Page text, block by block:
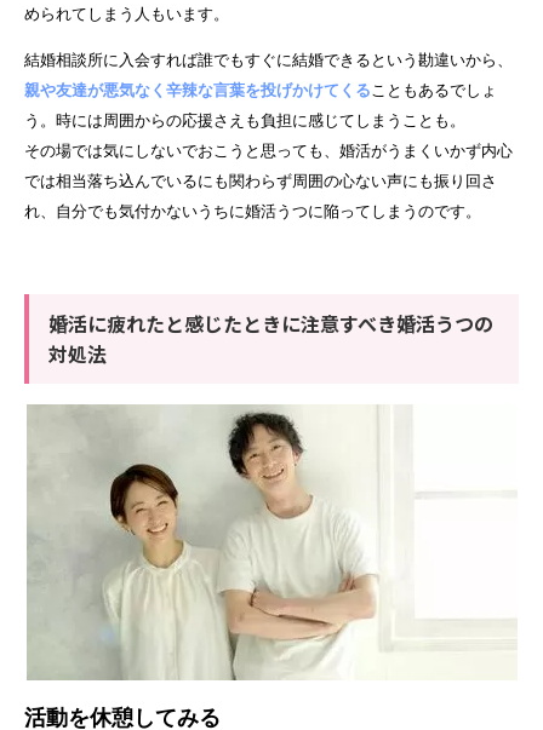
められてしまう人もいます。
結婚相談所に入会すれば誰でもすぐに結婚できるという勘違いから、
親や友達が悪気なく辛辣な言葉を投げかけてくることもあるでしょ
う。時には周囲からの応援さえも負担に感じてしまうことも。
その場では気にしないでおこうと思っても、婚活がうまくいかず内心
では相当落ち込んでいるにも関わらず周囲の心ない声にも振り回さ
れ、自分でも気付かないうちに婚活うつに陥ってしまうのです。
婚活に疲れたと感じたときに注意すべき婚活うつの
対処法
活動を休憩してみる